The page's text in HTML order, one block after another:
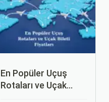
En Popüler Uçuş
Rotaları ve Uçak